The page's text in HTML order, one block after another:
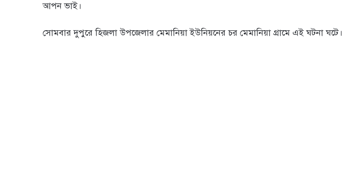
আপন ভাই।
সোমবার দুপুরে হিজলা উপ‌জেলার মেমা‌নিয়া ইউ‌নিয়‌নের চর মেমা‌নিয়া গ্রা‌মে এই ঘটনা ঘ‌টে।